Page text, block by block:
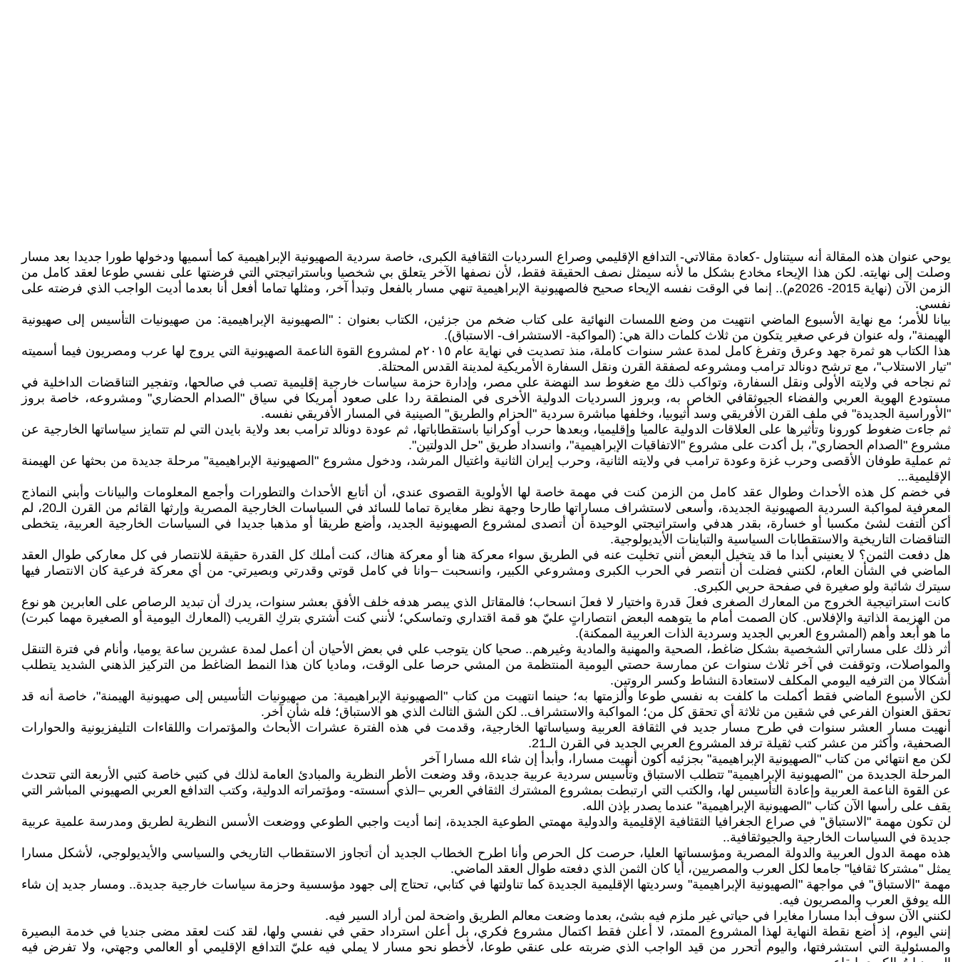
يوحي عنوان هذه المقالة أنه سيتناول -كعادة مقالاتي- التدافع الإقليمي وصراع السرديات الثقافية الكبرى، خاصة سردية الصهيونية الإبراهيمية كما أسميها ودخولها طورا جديدا بعد مسار
وصلت إلى نهايته. لكن هذا الإيحاء مخادع بشكل ما لأنه سيمثل نصف الحقيقة فقط، لأن نصفها الآخر يتعلق بي شخصيا وباستراتيجتي التي فرضتها على نفسي طوعا لعقد كامل من
الزمن الآن (نهاية 2015- 2026م).. إنما في الوقت نفسه الإيحاء صحيح فالصهيونية الإبراهيمية تنهي مسار بالفعل وتبدأ آخر، ومثلها تماما أفعل أنا بعدما أديت الواجب الذي فرضته على
نفسي.
بيانا للأمر؛ مع نهاية الأسبوع الماضي انتهيت من وضع اللمسات النهائية على كتاب ضخم من جزئين، الكتاب بعنوان : "الصهيونية الإبراهيمية: من صهيونيات التأسيس إلى صهيونية
الهيمنة"، وله عنوان فرعي صغير يتكون من ثلاث كلمات دالة هي: (المواكبة- الاستشراف- الاستباق).
هذا الكتاب هو ثمرة جهد وعرق وتفرغ كامل لمدة عشر سنوات كاملة، منذ تصديت في نهاية عام ٢٠١٥م لمشروع القوة الناعمة الصهيونية التي يروج لها عرب ومصريون فيما أسميته
"تيار الاستلاب"، مع ترشح دونالد ترامب ومشروعه لصفقة القرن ونقل السفارة الأمريكية لمدينة القدس المحتلة.
ثم نجاحه في ولايته الأولى ونقل السفارة، وتواكب ذلك مع ضغوط سد النهضة على مصر، وإدارة حزمة سياسات خارجية إقليمية تصب في صالحها، وتفجير التناقضات الداخلية في
مستودع الهوية العربي والفضاء الجيوثقافي الخاص به، وبروز السرديات الدولية الأخرى في المنطقة ردا على صعود أمريكا في سياق "الصدام الحضاري" ومشروعه، خاصة بروز
"الأوراسية الجديدة" في ملف القرن الأفريقي وسد أثيوبيا، وخلفها مباشرة سردية "الحزام والطريق" الصينية في المسار الأفريقي نفسه.
ثم جاءت ضغوط كورونا وتأثيرها على العلاقات الدولية عالميا وإقليميا، وبعدها حرب أوكرانيا باستقطاباتها، ثم عودة دونالد ترامب بعد ولاية بايدن التي لم تتمايز سياساتها الخارجية عن
مشروع "الصدام الحضاري"، بل أكدت على مشروع "الاتفاقيات الإبراهيمية"، وانسداد طريق "حل الدولتين".
ثم عملية طوفان الأقصى وحرب غزة وعودة ترامب في ولايته الثانية، وحرب إيران الثانية واغتيال المرشد، ودخول مشروع "الصهيونية الإبراهيمية" مرحلة جديدة من بحثها عن الهيمنة
الإقليمية...
في خضم كل هذه الأحداث وطوال عقد كامل من الزمن كنت في مهمة خاصة لها الأولوية القصوى عندي، أن أتابع الأحداث والتطورات وأجمع المعلومات والبيانات وأبني النماذج
المعرفية لمواكبة السردية الصهيونية الجديدة، وأسعى لاستشراف مساراتها طارحا وجهة نظر مغايرة تماما للسائد في السياسات الخارجية المصرية وإرثها القائم من القرن الـ20، لم
أكن ألتفت لشئ مكسبا أو خسارة، بقدر هدفي واستراتيجتي الوحيدة أن أتصدى لمشروع الصهيونية الجديد، وأضع طريقا أو مذهبا جديدا في السياسات الخارجية العربية، يتخطى
التناقضات التاريخية والاستقطابات السياسية والتباينات الأيديولوجية.
هل دفعت الثمن؟ لا يعنيني أبدا ما قد يتخيل البعض أنني تخليت عنه في الطريق سواء معركة هنا أو معركة هناك، كنت أملك كل القدرة حقيقة للانتصار في كل معاركي طوال العقد
الماضي في الشأن العام، لكنني فضلت أن أنتصر في الحرب الكبرى ومشروعي الكبير، وانسحبت –وانا في كامل قوتي وقدرتي وبصيرتي- من أي معركة فرعية كان الانتصار فيها
سيترك شائبة ولو صغيرة في صفحة حربي الكبرى.
كانت استراتيجية الخروج من المعارك الصغرى فعلَ قدرة واختيار لا فعلَ انسحاب؛ فالمقاتل الذي يبصر هدفه خلف الأفق بعشر سنوات، يدرك أن تبديد الرصاص على العابرين هو نوع
من الهزيمة الذاتية والإفلاس. كان الصمت أمام ما يتوهمه البعض انتصاراتٍ عليّ هو قمة اقتداري وتماسكي؛ لأنني كنت أشتري بتركِ القريب (المعارك اليومية أو الصغيرة مهما كبرت)
ما هو أبعد وأهم (المشروع العربي الجديد وسردية الذات العربية الممكنة).
أثر ذلك على مساراتي الشخصية بشكل ضاغط، الصحية والمهنية والمادية وغيرهم.. صحيا كان يتوجب علي في بعض الأحيان أن أعمل لمدة عشرين ساعة يوميا، وأنام في فترة التنقل
والمواصلات، وتوقفت في آخر ثلاث سنوات عن ممارسة حصتي اليومية المنتظمة من المشي حرصا على الوقت، وماديا كان هذا النمط الضاغط من التركيز الذهني الشديد يتطلب
أشكالا من الترفيه اليومي المكلف لاستعادة النشاط وكسر الروتين.
لكن الأسبوع الماضي فقط أكملت ما كلفت به نفسي طوعا وألزمتها به؛ حينما انتهيت من كتاب "الصهيونية الإبراهيمية: من صهيونيات التأسيس إلى صهيونية الهيمنة"، خاصة أنه قد
تحقق العنوان الفرعي في شقين من ثلاثة أي تحقق كل من؛ المواكبة والاستشراف.. لكن الشق الثالث الذي هو الاستباق؛ فله شأن آخر.
أنهيت مسار العشر سنوات في طرح مسار جديد في الثقافة العربية وسياساتها الخارجية، وقدمت في هذه الفترة عشرات الأبحاث والمؤتمرات واللقاءات التليفزيونية والحوارات
الصحفية، وأكثر من عشر كتب ثقيلة ترفد المشروع العربي الجديد في القرن الـ21.
لكن مع انتهائي من كتاب "الصهيونية الإبراهيمية" بجزئيه أكون أنهيت مسارا، وأبدأ إن شاء الله مسارا آخر
المرحلة الجديدة من "الصهيونية الإبراهيمية" تتطلب الاستباق وتأسيس سردية عربية جديدة، وقد وضعت الأطر النظرية والمبادئ العامة لذلك في كتبي خاصة كتبي الأربعة التي تتحدث
عن القوة الناعمة العربية وإعادة التأسيس لها، والكتب التي ارتبطت بمشروع المشترك الثقافي العربي –الذي أسسته- ومؤتمراته الدولية، وكتب التدافع العربي الصهيوني المباشر التي
يقف على رأسها الآن كتاب "الصهيونية الإبراهيمية" عندما يصدر بإذن الله.
لن تكون مهمة "الاستباق" في صراع الجغرافيا الثقثافية الإقليمية والدولية مهمتي الطوعية الجديدة، إنما أديت واجبي الطوعي ووضعت الأسس النظرية لطريق ومدرسة علمية عربية
جديدة في السياسات الخارجية والجيوثقافية..
هذه مهمة الدول العربية والدولة المصرية ومؤسساتها العليا، حرصت كل الحرص وأنا اطرح الخطاب الجديد أن أتجاوز الاستقطاب التاريخي والسياسي والأيديولوجي، لأشكل مسارا
يمثل "مشتركا ثقافيا" جامعا لكل العرب والمصريين، أيا كان الثمن الذي دفعته طوال العقد الماضي.
مهمة "الاستباق" في مواجهة "الصهيونية الإبراهيمية" وسرديتها الإقليمية الجديدة كما تناولتها في كتابي، تحتاج إلى جهود مؤسسية وحزمة سياسات خارجية جديدة.. ومسار جديد إن شاء
الله يوفق العرب والمصريون فيه.
لكنني الآن سوف أبدا مسارا مغايرا في حياتي غير ملزم فيه بشئ، بعدما وضعت معالم الطريق واضحة لمن أراد السير فيه.
إنني اليوم، إذ أضع نقطة النهاية لهذا المشروع الممتد، لا أعلن فقط اكتمال مشروع فكري، بل أعلن استرداد حقي في نفسي ولها، لقد كنت لعقد مضى جنديا في خدمة البصيرة
والمسئولية التي استشرفتها، واليوم أتحرر من قيد الواجب الذي ضربته على عنقي طوعا، لأخطو نحو مسار لا يملي فيه عليّ التدافع الإقليمي أو العالمي وجهتي، ولا تفرض فيه